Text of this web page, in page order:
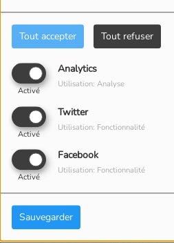
Tout accepter Tout refuser
Analytics
Activé
Utilisation: Analyse
Twitter
Activé
Utilisation: Fonctionnalité
Facebook
Activé
Utilisation: Fonctionnalité
Sauvegarder
Épisode 8 – 10 ans de basket et de